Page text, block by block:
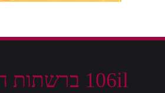
106il ברשתות חברתיות